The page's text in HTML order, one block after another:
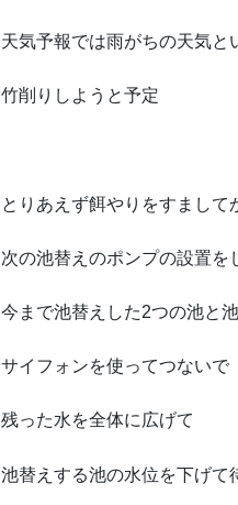
天気予報では雨がちの天気と
竹削りしようと予定
とりあえず餌やりをすまして
次の池替えのポンプの設置を
今まで池替えした2つの池と
サイフォンを使ってつないで
残った水を全体に広げて
池替えする池の水位を下げて